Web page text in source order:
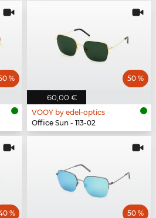
%
60,00 €
50 %
VOOY by edel-optics
Office Sun - 113-02
% 50 %